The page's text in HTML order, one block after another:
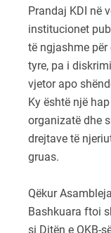
Prandaj KDI në
institucionet
të ngjashme
tyre, pa i
vjetor apo
Ky është një
organizatë dhe
drejtave të
gruas.
Qëkur
Bashkuara ftoi
si Ditën e OKB-